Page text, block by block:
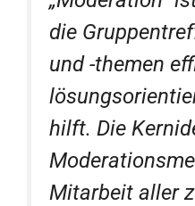
die
und -themen
hilft. Die
Mitarbeit aller